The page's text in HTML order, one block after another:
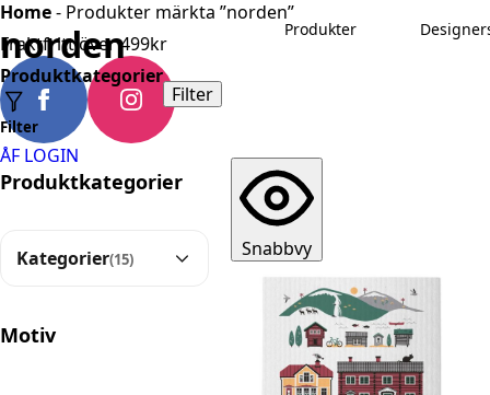
Fraktfritt över 499kr
ÅF LOGIN
Produkter
Home- Produkter märkta ”norden”
norden
Produktkategorier
Filter
Filter
Produktkategorier
Kategorier(15)
Motiv
Snabbvy